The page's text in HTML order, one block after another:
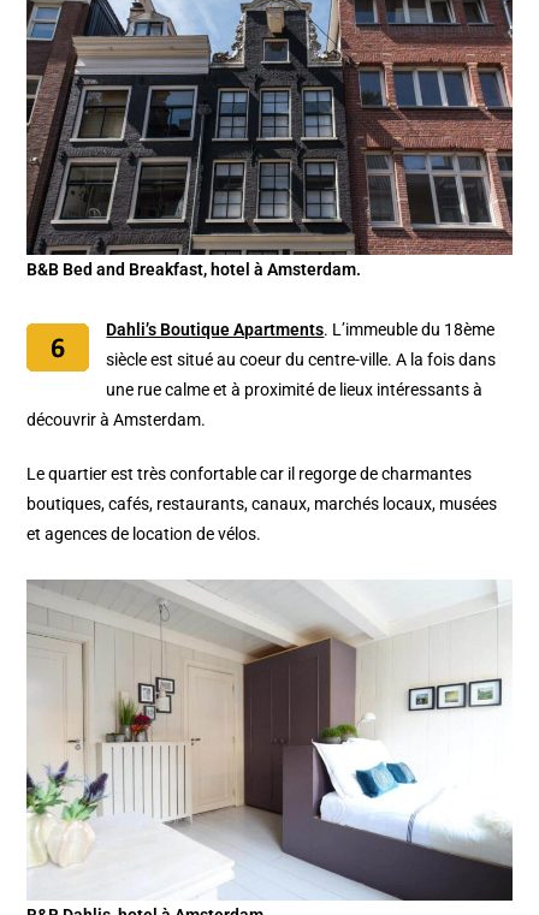
B&B Bed and Breakfast, hotel à Amsterdam.
Dahli’s Boutique Apartments. L’immeuble du 18ème
siècle est situé au coeur du centre-ville. A la fois dans
une rue calme et à proximité de lieux intéressants à
découvrir à Amsterdam.
Le quartier est très confortable car il regorge de charmantes
boutiques, cafés, restaurants, canaux, marchés locaux, musées
et agences de location de vélos.